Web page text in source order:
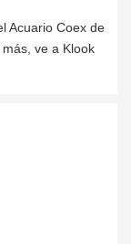
Acuario Coex de
ve a Klook